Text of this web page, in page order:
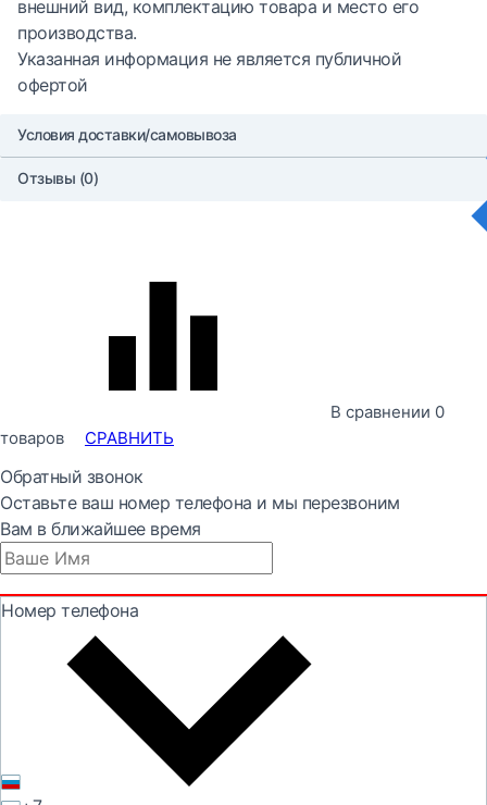
внешний вид, комплектацию товара и место его
производства.
Указанная информация не является публичной
офертой
Условия доставки/самовывоза
Отзывы (0)
В сравнении 0
товаров
СРАВНИТЬ
Обратный звонок
Оставьте ваш номер телефона и мы перезвоним
Вам в ближайшее время
Номер телефона